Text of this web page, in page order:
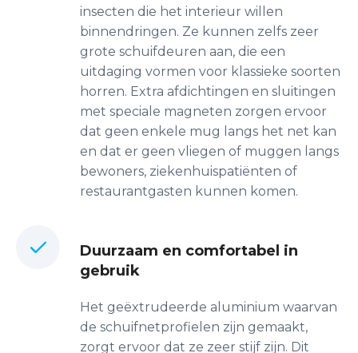
insecten die het interieur willen
binnendringen. Ze kunnen zelfs zeer
grote schuifdeuren aan, die een
uitdaging vormen voor klassieke soorten
horren. Extra afdichtingen en sluitingen
met speciale magneten zorgen ervoor
dat geen enkele mug langs het net kan
en dat er geen vliegen of muggen langs
bewoners, ziekenhuispatiënten of
restaurantgasten kunnen komen.
Duurzaam en comfortabel in
gebruik
Het geëxtrudeerde aluminium waarvan
de schuifnetprofielen zijn gemaakt,
zorgt ervoor dat ze zeer stijf zijn. Dit